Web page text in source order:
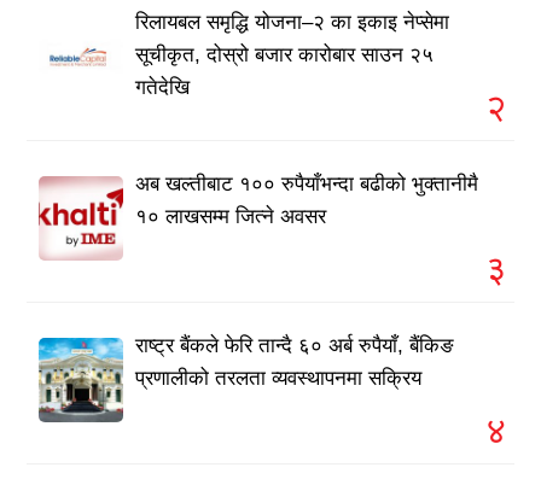
रिलायबल समृद्धि योजना–२ का इकाइ नेप्सेमा
सूचीकृत, दोस्रो बजार कारोबार साउन २५
गतेदेखि
२
अब खल्तीबाट १०० रुपैयाँभन्दा बढीको भुक्तानीमै
१० लाखसम्म जित्ने अवसर
३
राष्ट्र बैंकले फेरि तान्दै ६० अर्ब रुपैयाँ, बैंकिङ
प्रणालीको तरलता व्यवस्थापनमा सक्रिय
४